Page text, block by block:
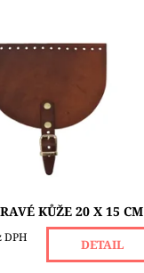
zpracované klopy na
pletené tašky z
přírodní kůže,
metodou, s CE
Skladem 1 ks
KŮŽE 20 X 15 CM
DPH DETAIL